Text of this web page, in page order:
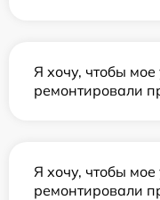
Я хочу, чтобы мое
ремонтировали
Я хочу, чтобы мое
ремонтировали